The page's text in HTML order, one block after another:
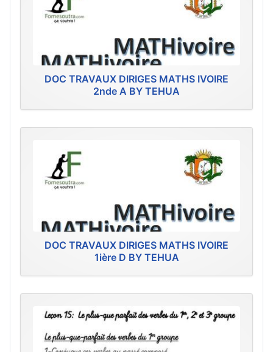
DOC TRAVAUX DIRIGES MATHS IVOIRE
2nde A BY TEHUA
DOC TRAVAUX DIRIGES MATHS IVOIRE
1ière D BY TEHUA